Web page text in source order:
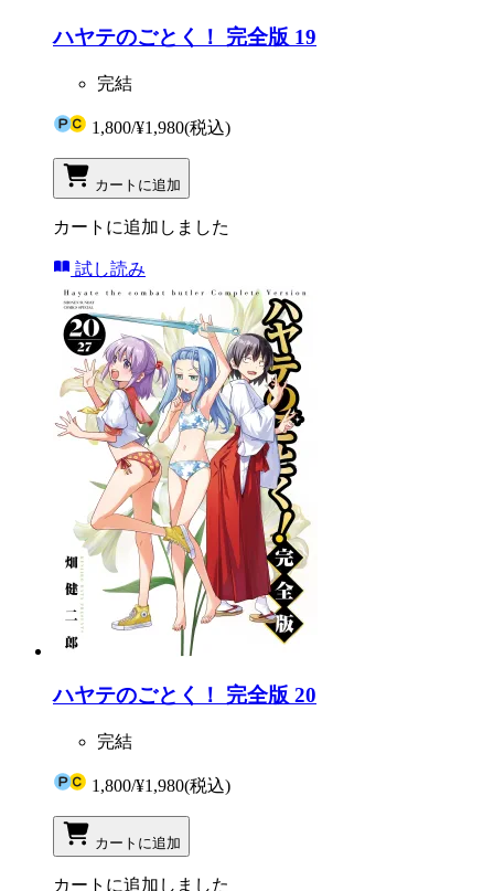
ハヤテのごとく！ 完全版 19
完結
1,800/¥1,980(税込)
カートに追加
カートに追加しました
試し読み
ハヤテのごとく！ 完全版 20
完結
1,800/¥1,980(税込)
カートに追加
カートに追加しました